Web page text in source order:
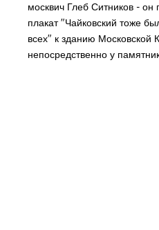
москвич Глеб Ситников -
плакат "Чайковский тоже
всех" к зданию Московской
непосредственно у